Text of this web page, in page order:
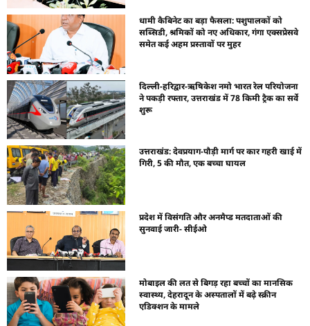
धामी कैबिनेट का बड़ा फैसला: पशुपालकों को
सब्सिडी, श्रमिकों को नए अधिकार, गंगा एक्सप्रेसवे
समेत कई अहम प्रस्तावों पर मुहर
दिल्ली-हरिद्वार-ऋषिकेश नमो भारत रेल परियोजना
ने पकड़ी रफ्तार, उत्तराखंड में 78 किमी ट्रैक का सर्वे
शुरू
उत्तराखंड: देवप्रयाग-पौड़ी मार्ग पर कार गहरी खाई में
गिरी, 5 की मौत, एक बच्चा घायल
प्रदेश में विसंगति और अनमैप्ड मतदाताओं की
सुनवाई जारी- सीईओ
मोबाइल की लत से बिगड़ रहा बच्चों का मानसिक
स्वास्थ्य, देहरादून के अस्पतालों में बढ़े स्क्रीन
एडिक्शन के मामले